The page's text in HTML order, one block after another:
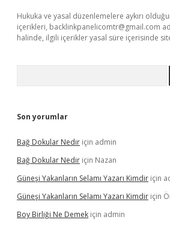
Hukuka ve yasal düzenlemelere aykırı
içerikleri, backlinkpanelicomtr@gmail.com
halinde, ilgili içerikler yasal süre içerisinde
Son yorumlar
Bağ Dokular Nedir için admin
Bağ Dokular Nedir için Nazan
Güneşi Yakanların Selamı Yazarı Kimdir için
Güneşi Yakanların Selamı Yazarı Kimdir için
Boy Birliği Ne Demek için admin